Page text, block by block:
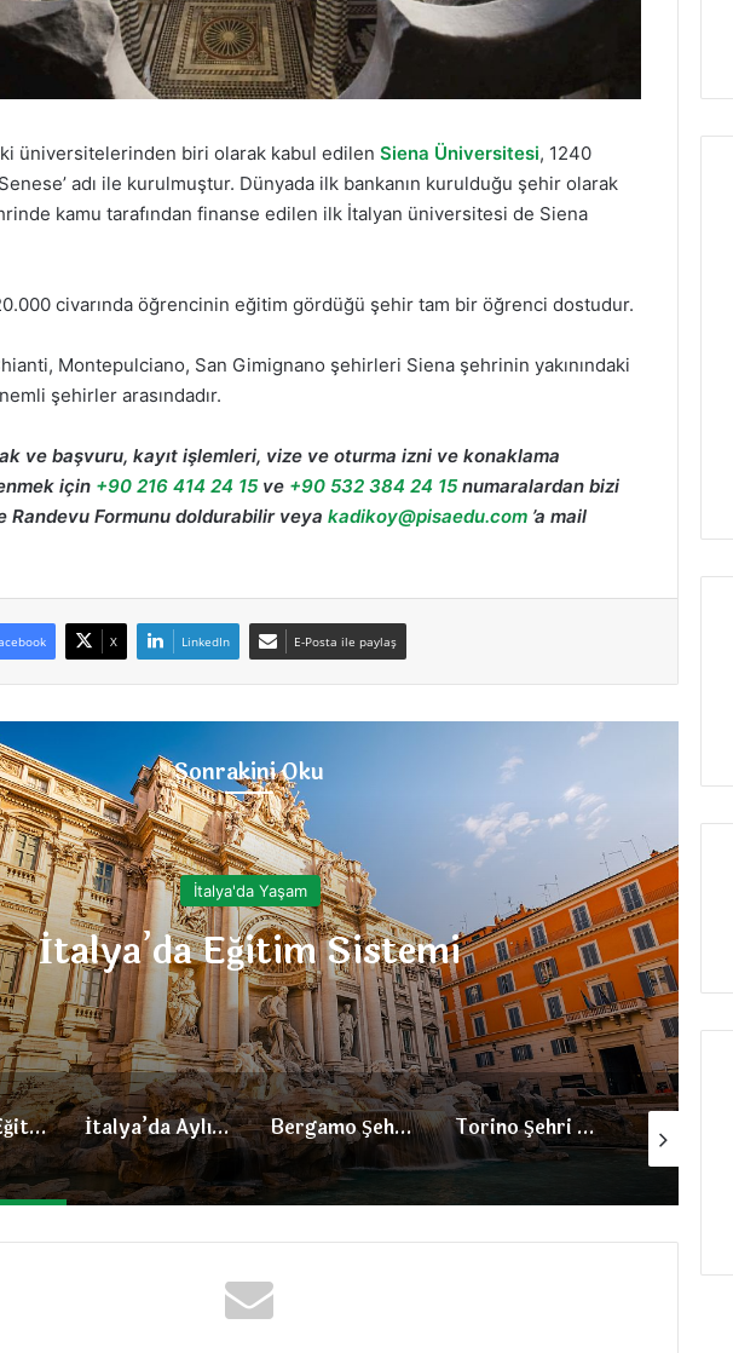
üniversitelerinden biri olarak kabul edilen Siena Üniversitesi, 1240
Senese’ adı ile kurulmuştur. Dünyada ilk bankanın kurulduğu şehir olarak
kamu tarafından finanse edilen ilk İtalyan üniversitesi de Siena
civarında öğrencinin eğitim gördüğü şehir tam bir öğrenci dostudur.
Montepulciano, San Gimignano şehirleri Siena şehrinin yakınındaki
şehirler arasındadır.
ve başvuru, kayıt işlemleri, vize ve oturma izni ve konaklama
için +90 216 414 24 15 ve +90 532 384 24 15numaralardan bizi
Randevu Formunu doldurabilir veya kadikoy@pisaedu.com ’a mail
X LinkedIn E-Posta ile paylaş
Sonrakini Oku
İtalya'da Yaşam
Aylık Konaklama Giderleri
İtalya’da Aylık Konaklama Giderleri Bergamo Şehri Hakkında Torino Şehri Hakkında Padova Şehri Hakkında